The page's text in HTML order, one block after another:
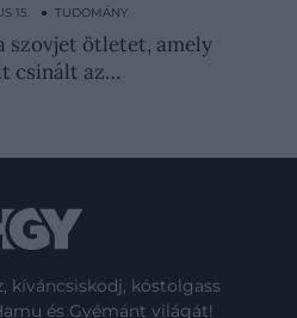
– ez a…
15. ● TUDOMÁNY
szovjet ötletet, amely
csinált az…
kíváncsiskodj, kóstolgass
és Gyémánt világát!